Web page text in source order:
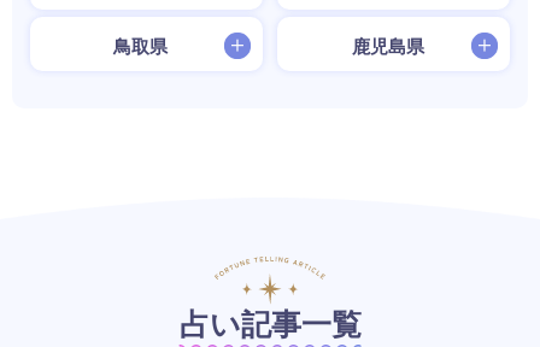
鳥取県 鹿児島県
占い記事一覧